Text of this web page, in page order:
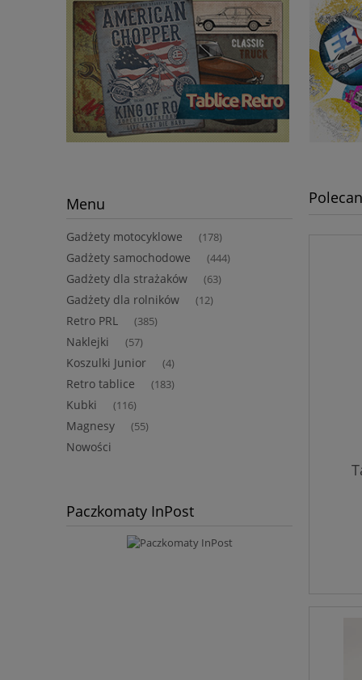
Menu
Gadżety motocyklowe (178)
Gadżety samochodowe (444)
Gadżety dla strażaków (63)
Gadżety dla rolników (12)
Retro PRL (385)
Naklejki (57)
Koszulki Junior (4)
Retro tablice (183)
Kubki (116)
Magnesy (55)
Nowości
Paczkomaty InPost